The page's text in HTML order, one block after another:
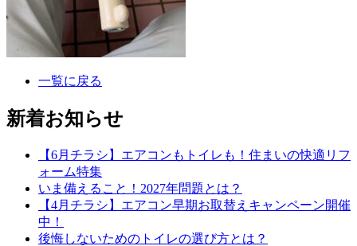
一覧に戻る
新着お知らせ
【6月チラシ】エアコンもトイレも！住まいの快適リフ
ォーム特集
いま備えること！2027年問題とは？
【4月チラシ】エアコン早期お取替えキャンペーン開催
中！
後悔しないためのトイレの選び方とは？